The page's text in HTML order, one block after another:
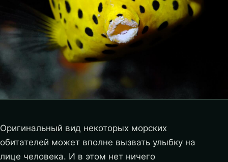
Оригинальный вид некоторых морских
обитателей может вполне вызвать улыбку на
лице человека. И в этом нет ничего